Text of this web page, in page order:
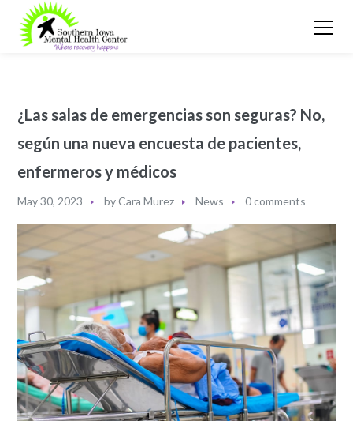
¿Las salas de emergencias son seguras? No,
según una nueva encuesta de pacientes,
enfermeros y médicos
May 30, 2023 byCara Murez News 0 comments